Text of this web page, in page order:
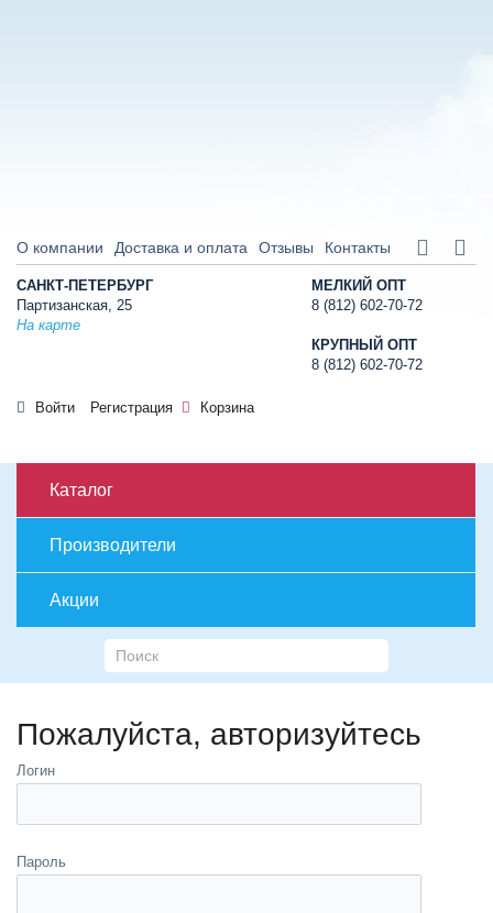
О компании Доставка и оплата Отзывы Контакты
САНКТ-ПЕТЕРБУРГ
Партизанская, 25
На карте
МЕЛКИЙ ОПТ
8 (812) 602-70-72
КРУПНЫЙ ОПТ
8 (812) 602-70-72
Войти Регистрация Корзина
Каталог
Производители
Акции
Пожалуйста, авторизуйтесь
Логин
Пароль